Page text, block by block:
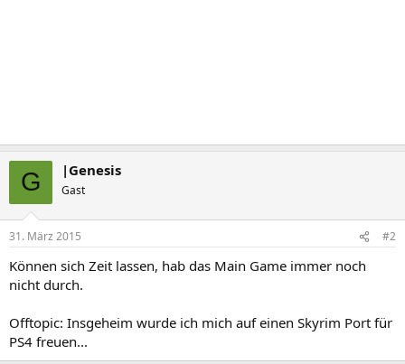
G |Genesis
Gast
31. März 2015 #2
Können sich Zeit lassen, hab das Main Game immer noch
nicht durch.
Offtopic: Insgeheim wurde ich mich auf einen Skyrim Port für
PS4 freuen...